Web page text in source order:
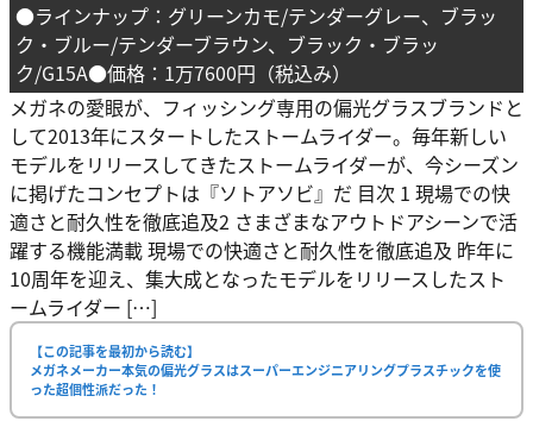
●ラインナップ：グリーンカモ/テンダーグレー、ブラッ
ク・ブルー/テンダーブラウン、ブラック・ブラッ
ク/G15A●価格：1万7600円（税込み）
メガネの愛眼が、フィッシング専用の偏光グラスブランドと
して2013年にスタートしたストームライダー。毎年新しい
モデルをリリースしてきたストームライダーが、今シーズン
に掲げたコンセプトは『ソトアソビ』だ 目次 1 現場での快
適さと耐久性を徹底追及2 さまざまなアウトドアシーンで活
躍する機能満載 現場での快適さと耐久性を徹底追及 昨年に
10周年を迎え、集大成となったモデルをリリースしたスト
ームライダー […]
【この記事を最初から読む】
メガネメーカー本気の偏光グラスはスーパーエンジニアリングプラスチックを使
った超個性派だった！